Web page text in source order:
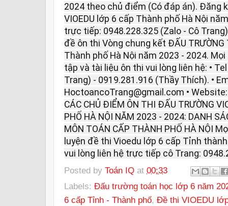
2024 theo chủ điểm (Có đáp án). Đăng
VIOEDU lớp 6 cấp Thành phố Hà Nội
trực tiếp: 0948.228.325 (Zalo - Cô
đề ôn thi Vòng chung kết ĐẤU TRƯỜNG
Thành phố Hà Nội năm 2023 - 2024.
tập và tài liệu ôn thi vui lòng liên hệ: •
Trang) - 0919.281.916 (Thầy Thích). •
HoctoancoTrang@gmail.com •
CÁC CHỦ ĐIỂM ÔN THI ĐẤU TRƯỜNG
PHỐ HÀ NỘI NĂM 2023 - 2024: DANH
MÔN TOÁN CẤP THÀNH PHỐ HÀ NỘI
luyện đề thi Vioedu lớp 6 cấp Tỉnh
vui lòng liên hệ trực tiếp cô Trang:
Posted by Toán IQ at 00:33
Labels: Đấu trường toán học lớp 6 năm
6 cấp Tỉnh - Thành phố, Đề thi VIOEDU